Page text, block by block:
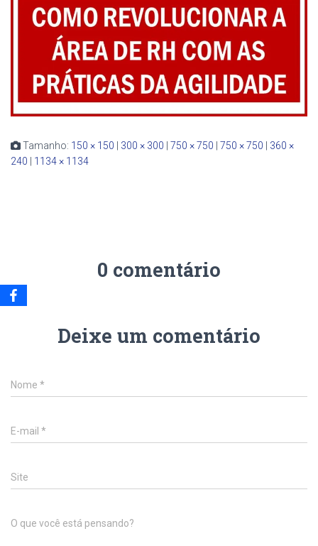
Tamanho: 150 × 150 300 × 300 750 × 750 750 × 750
360 ×
240
1134 × 1134
0 comentário
Deixe um comentário
Nome *
E-mail *
Site
O que você está pensando?